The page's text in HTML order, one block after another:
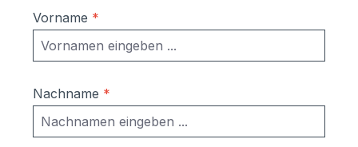
Vorname *
Nachname *